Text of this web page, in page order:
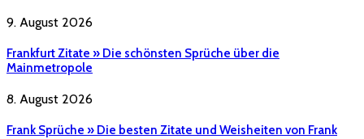
9. August 2026
Frankfurt Zitate » Die schönsten Sprüche über die
Mainmetropole
8. August 2026
Frank Sprüche » Die besten Zitate und Weisheiten von Frank